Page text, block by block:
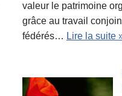
valeur le patrimoine
grâce au travail
fédérés… Lire la suite